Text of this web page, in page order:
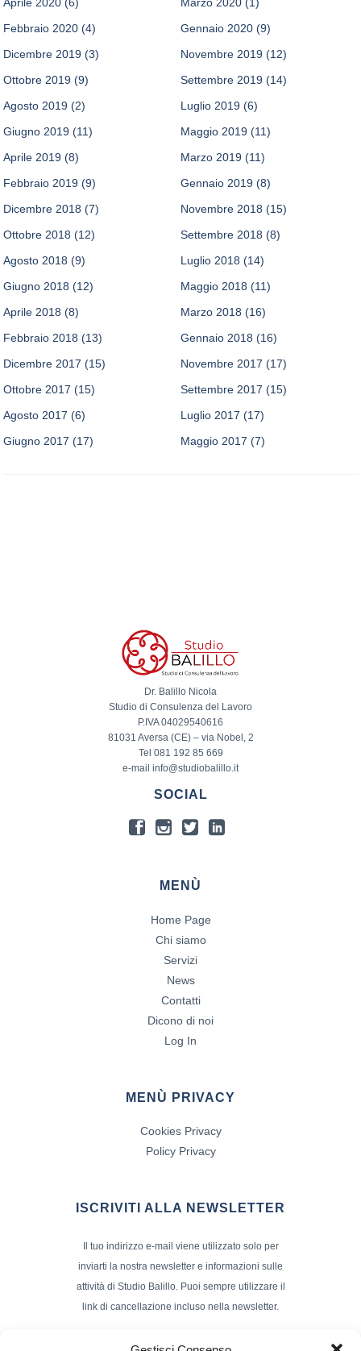
Febbraio 2020 (4) Gennaio 2020 (9)
Dicembre 2019 (3) Novembre 2019 (12)
Ottobre 2019 (9) Settembre 2019 (14)
Agosto 2019 (2) Luglio 2019 (6)
Giugno 2019 (11) Maggio 2019 (11)
Aprile 2019 (8) Marzo 2019 (11)
Febbraio 2019 (9) Gennaio 2019 (8)
Dicembre 2018 (7) Novembre 2018 (15)
Ottobre 2018 (12) Settembre 2018 (8)
Agosto 2018 (9) Luglio 2018 (14)
Giugno 2018 (12) Maggio 2018 (11)
Aprile 2018 (8) Marzo 2018 (16)
Febbraio 2018 (13) Gennaio 2018 (16)
Dicembre 2017 (15) Novembre 2017 (17)
Ottobre 2017 (15) Settembre 2017 (15)
Agosto 2017 (6) Luglio 2017 (17)
Giugno 2017 (17) Maggio 2017 (7)
Dr. Balillo Nicola
Studio di Consulenza del Lavoro
P.IVA 04029540616
81031 Aversa (CE) – via Nobel, 2
Tel 081 192 85 669
e-mail info@studiobalillo.it
SOCIAL
MENÙ
Home Page
Chi siamo
Servizi
News
Contatti
Dicono di noi
Log In
MENÙ PRIVACY
Cookies Privacy
Policy Privacy
ISCRIVITI ALLA NEWSLETTER
Il tuo indirizzo e-mail viene utilizzato solo per
inviarti la nostra newsletter e informazioni sulle
attività di Studio Balillo. Puoi sempre utilizzare il
link di cancellazione incluso nella newsletter.